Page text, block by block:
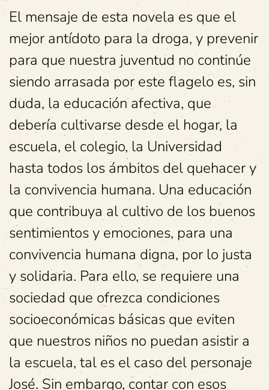
El mensaje de esta novela es que el
mejor antídoto para la droga, y prevenir
para que nuestra juventud no continúe
siendo arrasada por este flagelo es, sin
duda, la educación afectiva, que
debería cultivarse desde el hogar, la
escuela, el colegio, la Universidad
hasta todos los ámbitos del quehacer y
la convivencia humana. Una educación
que contribuya al cultivo de los buenos
sentimientos y emociones, para una
convivencia humana digna, por lo justa
y solidaria. Para ello, se requiere una
sociedad que ofrezca condiciones
socioeconómicas básicas que eviten
que nuestros niños no puedan asistir a
la escuela, tal es el caso del personaje
José. Sin embargo, contar con esos